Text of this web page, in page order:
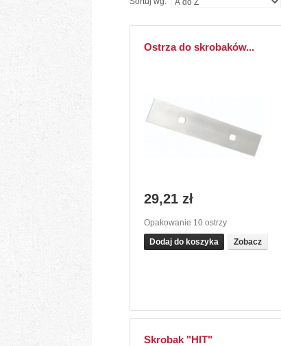
Ostrza do skrobaków...
29,21 zł
Opakowanie 10 ostrzy
Dodaj do koszyka
Zobacz
Skrobak "HIT"